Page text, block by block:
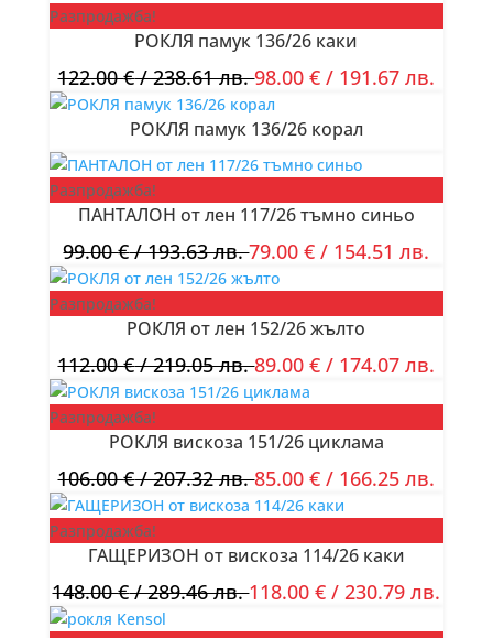
Разпродажба!
РОКЛЯ памук 136/26 каки
122.00€/ 238.61 лв.98.00€ / 191.67 лв.
РОКЛЯ памук 136/26 корал
Разпродажба!
ПАНТАЛОН от лен 117/26 тъмно синьо
99.00€/ 193.63 лв.79.00€ / 154.51 лв.
Разпродажба!
РОКЛЯ от лен 152/26 жълто
112.00€/ 219.05 лв.89.00€ / 174.07 лв.
Разпродажба!
РОКЛЯ вискоза 151/26 циклама
106.00€/ 207.32 лв.85.00€ / 166.25 лв.
Разпродажба!
ГАЩЕРИЗОН от вискоза 114/26 каки
148.00€/ 289.46 лв.118.00€ / 230.79 лв.